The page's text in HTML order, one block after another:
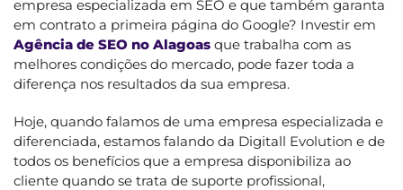
empresa especializada em SEO e que também garanta
em contrato a primeira página do Google? Investir em
Agência de SEO no Alagoas que trabalha com as
melhores condições do mercado, pode fazer toda a
diferença nos resultados da sua empresa.
Hoje, quando falamos de uma empresa especializada e
diferenciada, estamos falando da Digitall Evolution e de
todos os benefícios que a empresa disponibiliza ao
cliente quando se trata de suporte profissional,